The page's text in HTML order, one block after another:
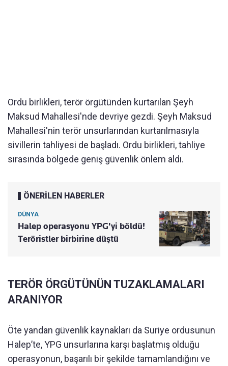
Ordu birlikleri, terör örgütünden kurtarılan Şeyh
Maksud Mahallesi'nde devriye gezdi. Şeyh Maksud
Mahallesi'nin terör unsurlarından kurtarılmasıyla
sivillerin tahliyesi de başladı. Ordu birlikleri, tahliye
sırasında bölgede geniş güvenlik önlem aldı.
ÖNERİLEN HABERLER
DÜNYA
Halep operasyonu YPG'yi böldü!
Teröristler birbirine düştü
TERÖR ÖRGÜTÜNÜN TUZAKLAMALARI
ARANIYOR
Öte yandan güvenlik kaynakları da Suriye ordusunun
Halep’te, YPG unsurlarına karşı başlatmış olduğu
operasyonun, başarılı bir şekilde tamamlandığını ve